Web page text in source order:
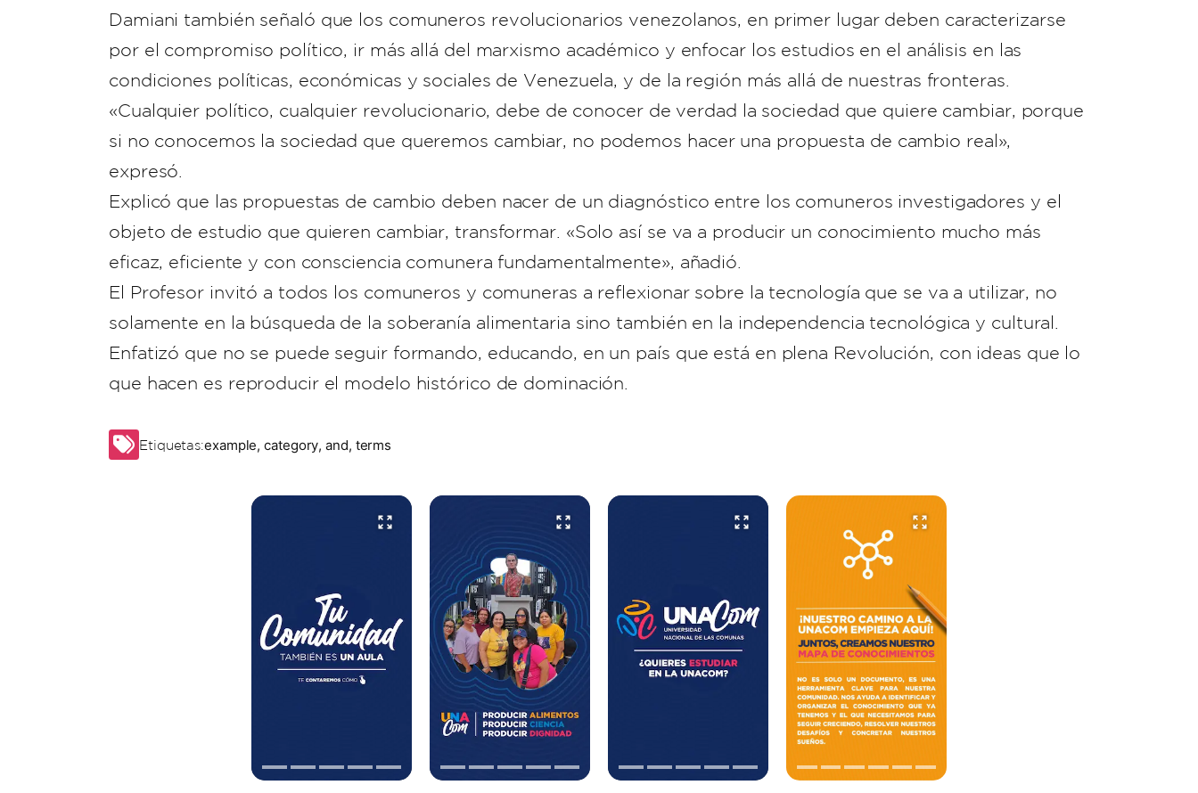
Damiani también señaló que los comuneros revolucionarios venezolanos, en primer lugar deben caracterizarse
por el compromiso político, ir más allá del marxismo académico y enfocar los estudios en el análisis en las
condiciones políticas, económicas y sociales de Venezuela, y de la región más allá de nuestras fronteras.
«Cualquier político, cualquier revolucionario, debe de conocer de verdad la sociedad que quiere cambiar, porque
si no conocemos la sociedad que queremos cambiar, no podemos hacer una propuesta de cambio real»,
expresó.
Explicó que las propuestas de cambio deben nacer de un diagnóstico entre los comuneros investigadores y el
objeto de estudio que quieren cambiar, transformar. «Solo así se va a producir un conocimiento mucho más
eficaz, eficiente y con consciencia comunera fundamentalmente», añadió.
El Profesor invitó a todos los comuneros y comuneras a reflexionar sobre la tecnología que se va a utilizar, no
solamente en la búsqueda de la soberanía alimentaria sino también en la independencia tecnológica y cultural.
Enfatizó que no se puede seguir formando, educando, en un país que está en plena Revolución, con ideas que lo
que hacen es reproducir el modelo histórico de dominación.
Etiquetas:example,category,and, terms